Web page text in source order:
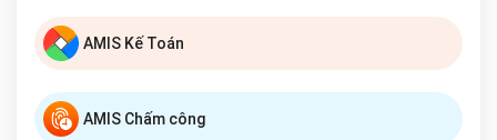
AMIS Kế Toán
AMIS Chấm công